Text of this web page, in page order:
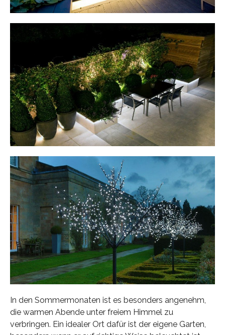
In den Sommermonaten ist es besonders angenehm,
die warmen Abende unter freiem Himmel zu
verbringen. Ein idealer Ort dafür ist der eigene Garten,